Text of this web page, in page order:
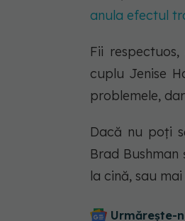
anula efectul
Fii
cuplu Jenise
problemele,
Dacă nu poți
Brad
la cină, sau
Urmărește-